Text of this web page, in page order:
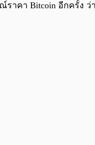
าคา Bitcoin อีกครั้ง ว่